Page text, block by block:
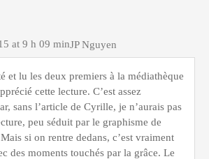
JP Nguyen
at 9 h 09 min
et lu les deux premiers à la médiathèque
cette lecture. C’est assez
sans l’article de Cyrille, je n’aurais pas
peu séduit par le graphisme de
si on rentre dedans, c’est vraiment
des moments touchés par la grâce. Le